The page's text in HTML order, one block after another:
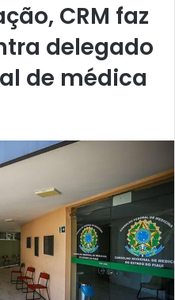
CRM faz
delegado
de médica